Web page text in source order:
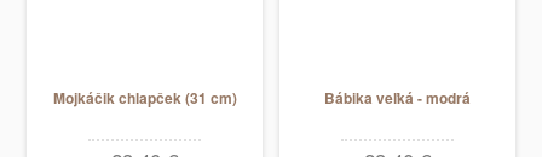
Mojkáčik chlapček (31 cm) Bábika veľká - modrá